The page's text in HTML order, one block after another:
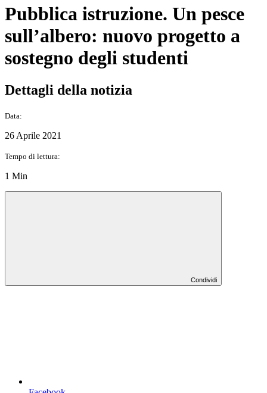
Pubblica istruzione. Un pesce
sull’albero: nuovo progetto a
sostegno degli studenti
Dettagli della notizia
Data:
26 Aprile 2021
Tempo di lettura:
1 Min
Condividi